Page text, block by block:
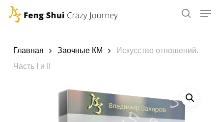
Skip
contentГлавная Заочные КМ
Искусство отношений.
Часть I и II